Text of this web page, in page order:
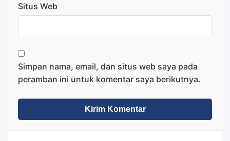
Situs Web
Simpan nama, email, dan situs web saya pada
peramban ini untuk komentar saya berikutnya.